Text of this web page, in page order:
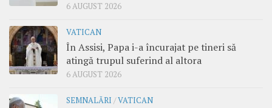
6 AUGUST 2026
VATICAN
În Assisi, Papa i-a încurajat pe tineri să
atingă trupul suferind al altora
6 AUGUST 2026
SEMNALĂRI /VATICAN